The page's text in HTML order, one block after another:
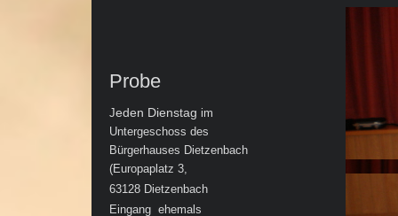
Probe
Jeden Dienstag im
Untergeschoss des
Bürgerhauses Dietzenbach
(Europaplatz 3,
63128 Dietzenbach
Eingang ehemals